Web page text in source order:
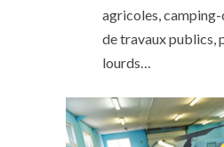
agricoles, camping-
de travaux publics,
lourds…